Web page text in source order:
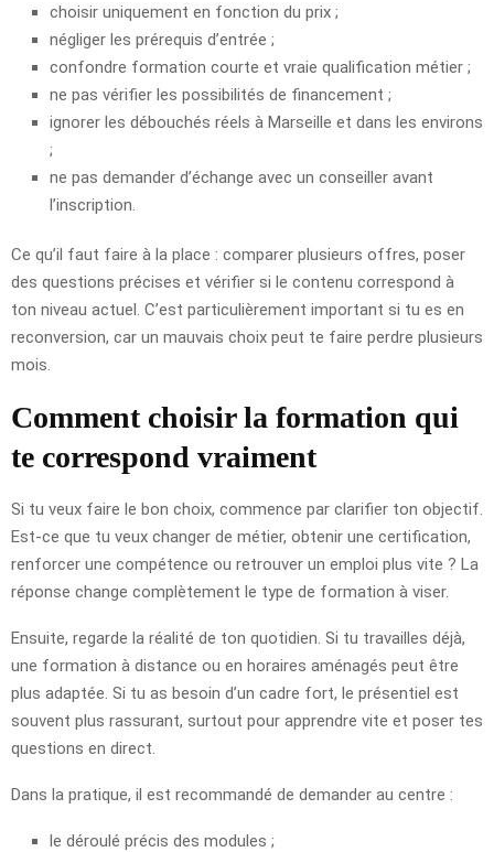
choisir uniquement en fonction du prix ;
négliger les prérequis d’entrée ;
confondre formation courte et vraie qualification métier ;
ne pas vérifier les possibilités de financement ;
ignorer les débouchés réels à Marseille et dans les environs
;
ne pas demander d’échange avec un conseiller avant
l’inscription.
Ce qu’il faut faire à la place : comparer plusieurs offres, poser
des questions précises et vérifier si le contenu correspond à
ton niveau actuel. C’est particulièrement important si tu es en
reconversion, car un mauvais choix peut te faire perdre plusieurs
mois.
Comment choisir la formation qui
te correspond vraiment
Si tu veux faire le bon choix, commence par clarifier ton objectif.
Est-ce que tu veux changer de métier, obtenir une certification,
renforcer une compétence ou retrouver un emploi plus vite ? La
réponse change complètement le type de formation à viser.
Ensuite, regarde la réalité de ton quotidien. Si tu travailles déjà,
une formation à distance ou en horaires aménagés peut être
plus adaptée. Si tu as besoin d’un cadre fort, le présentiel est
souvent plus rassurant, surtout pour apprendre vite et poser tes
questions en direct.
Dans la pratique, il est recommandé de demander au centre :
le déroulé précis des modules ;